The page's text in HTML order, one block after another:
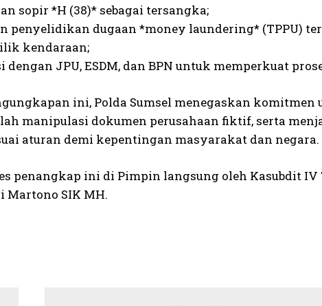
sopir *H (38)* sebagai tersangka;
penyelidikan dugaan *money laundering* (TPPU)
kendaraan;
dengan JPU, ESDM, dan BPN untuk memperkuat
ini, Polda Sumsel menegaskan
manipulasi dokumen perusahaan fiktif, serta
aturan demi kepentingan masyarakat dan negara.
penangkap ini di Pimpin langsung oleh Kasubdit
Martono SIK MH.